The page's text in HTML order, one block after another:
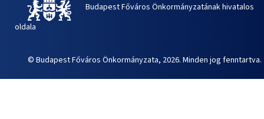
Budapest Főváros Önkormányzatának hivatalos
oldala
© Budapest Főváros Önkormányzata, 2026. Minden jog fenntartva.